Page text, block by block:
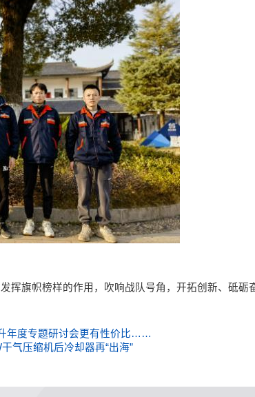
挥旗帜榜样的作用，吹响战队号角，开拓创新、砥砺
年度专题研讨会更有性价比……
气压缩机后冷却器再“出海”